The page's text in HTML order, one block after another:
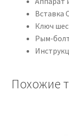
Вставка
Ключ
Рым-
Похожие